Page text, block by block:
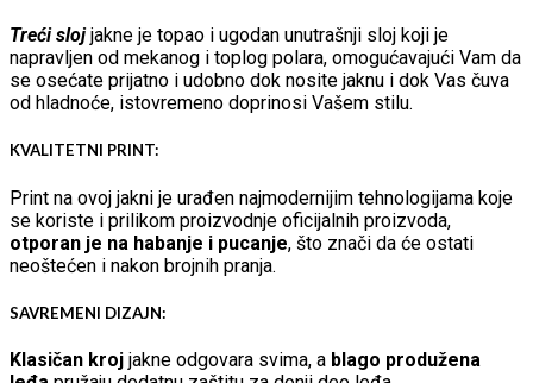
Treći slojjakne je topao i ugodan unutrašnji sloj koji je
napravljen od mekanog i toplog polara, omogućavajući Vam da
se osećate prijatno i udobno dok nosite jaknu i dok Vas čuva
od hladnoće, istovremeno doprinosi Vašem stilu.
KVALITETNI PRINT:
Print na ovoj jakni je urađen najmodernijim tehnologijama koje
se koriste i prilikom proizvodnje oficijalnih proizvoda,
otporan je na habanje i pucanje, što znači da će ostati
neoštećen i nakon brojnih pranja.
SAVREMENI DIZAJN:
Klasičan kroj jakne odgovara svima, a blago produžena